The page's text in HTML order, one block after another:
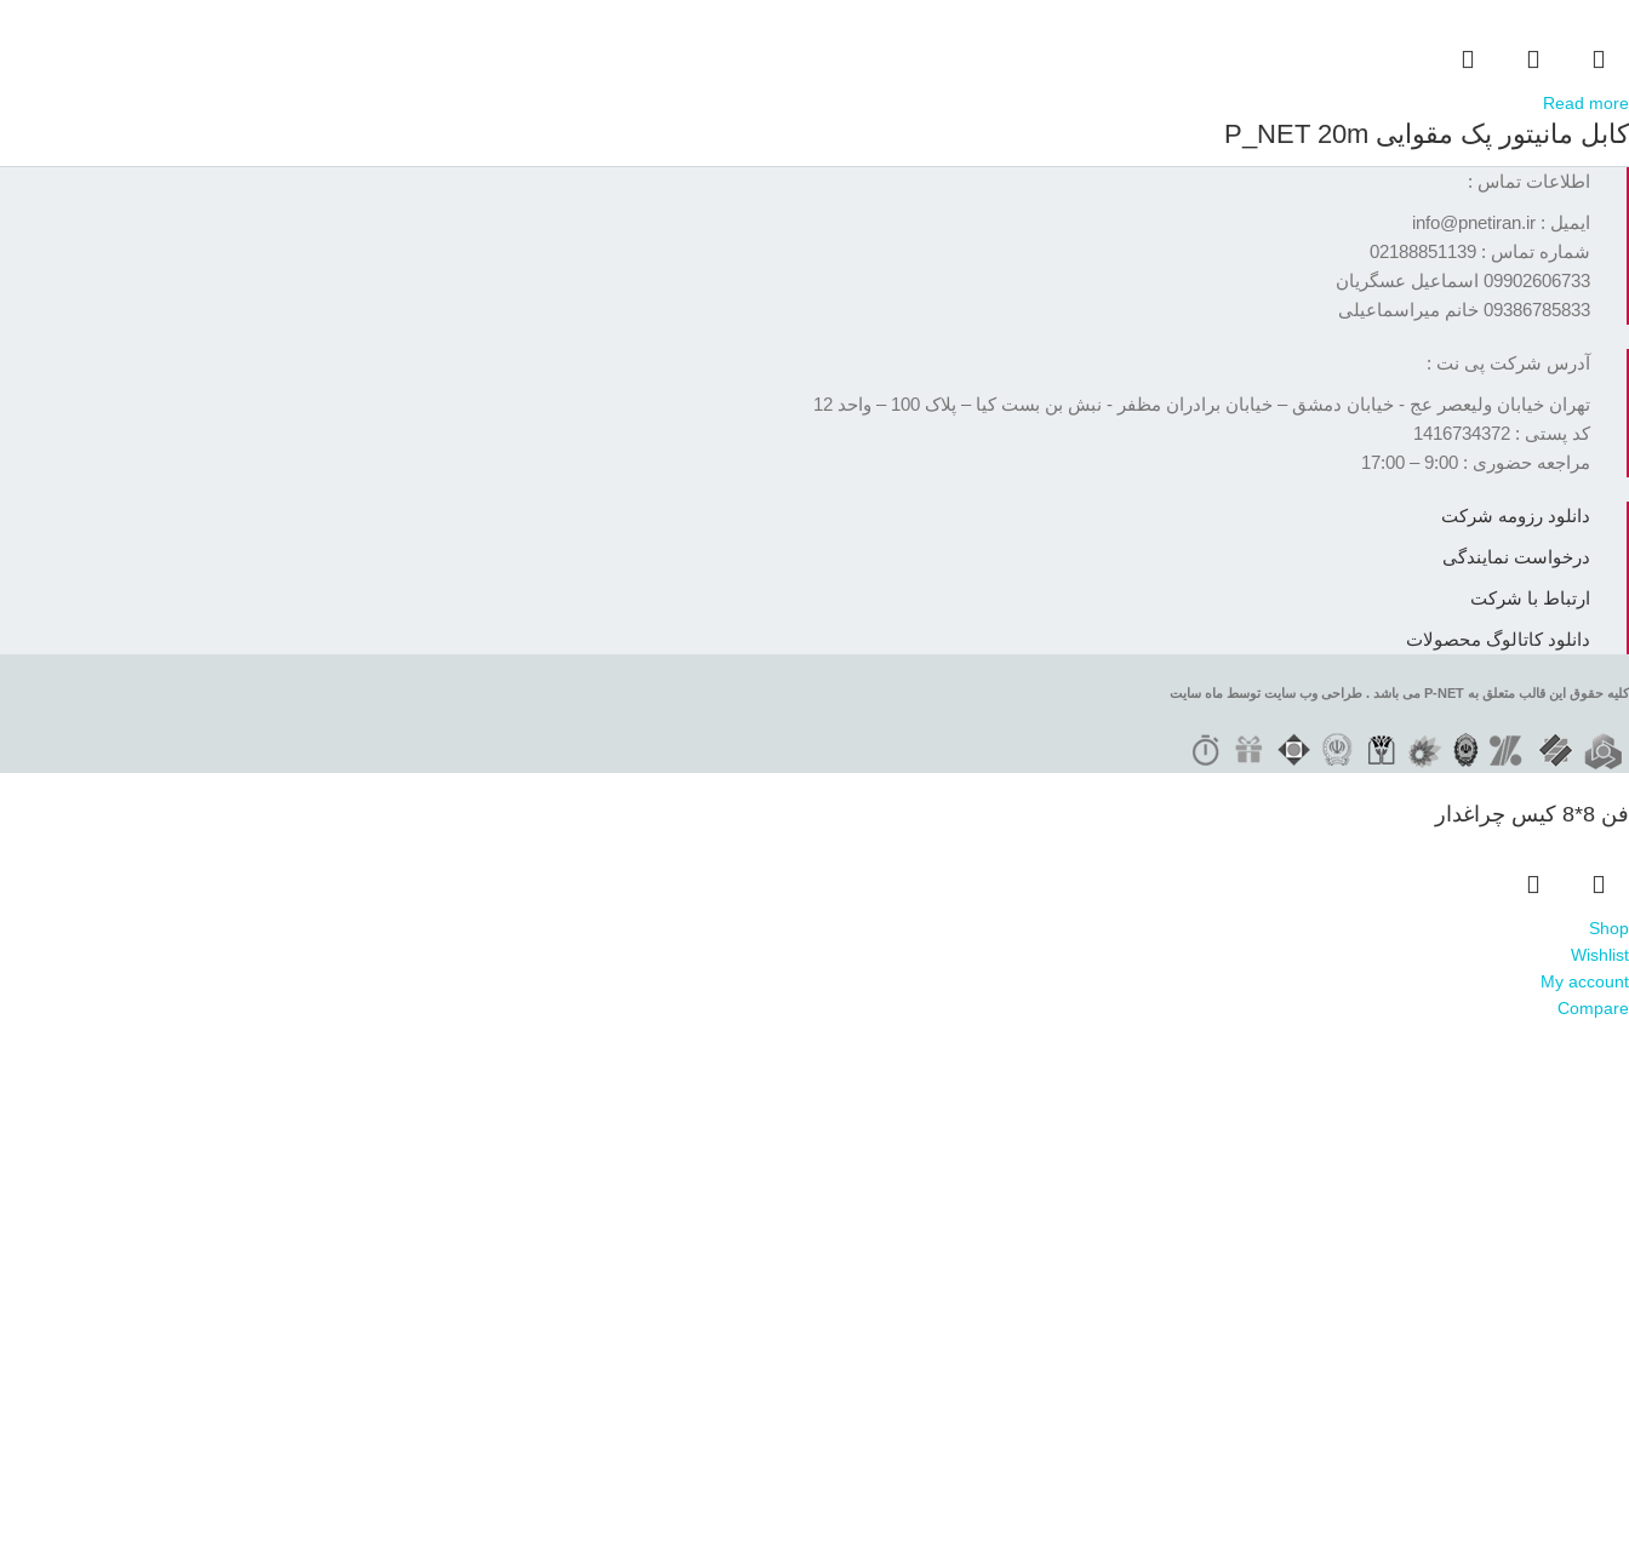
Read more
کابل مانیتور پک مقوایی P_NET 20m
اطلاعات تماس :
ایمیل : info@pnetiran.ir
شماره تماس : 02188851139
09902606733 اسماعیل عسگریان
09386785833 خانم میراسماعیلی
آدرس شرکت پی نت :
تهران خیابان ولیعصر عج - خیابان دمشق – خیابان برادران مظفر - نبش بن بست کیا – پلاک 100 – واحد 12
کد پستی : 1416734372
مراجعه حضوری : 9:00 – 17:00
دانلود رزومه شرکت
درخواست نمایندگی
ارتباط با شرکت
دانلود کاتالوگ محصولات
کلیه حقوق این قالب متعلق به P-NET می باشد . طراحی وب سایت توسط ماه سایت
فن 8*8 کیس چراغدار
Shop
Wishlist
My account
Compare